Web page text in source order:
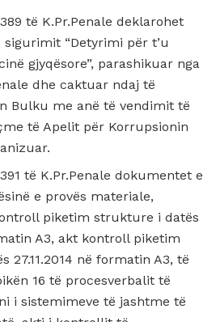
të K.Pr.Penale deklarohet
sigurimit “Detyrimi për t’u
gjyqësore”, parashikuar nga
dhe caktuar ndaj të
Bulku me anë të vendimit të
të Apelit për Korrupsionin
të K.Pr.Penale dokumentet e
e provës materiale,
piketim strukture i datës
A3, akt kontroll piketim
27.11.2014 në formatin A3, të
16 të procesverbalit të
i sistemimeve të jashtme të